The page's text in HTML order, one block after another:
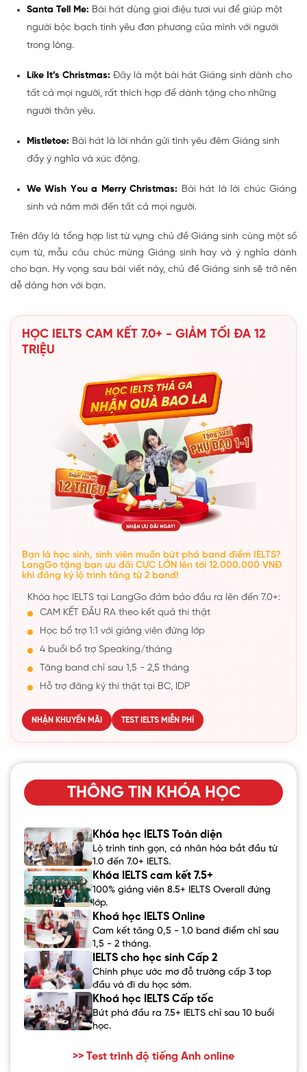
Santa Tell Me: Bài hát dùng giai điệu tươi vui để giúp một
người bộc bạch tình yêu đơn phương của mình với người
trong lòng.
Like It’s Christmas: Đây là một bài hát Giáng sinh dành cho
tất cả mọi người, rất thích hợp để dành tặng cho những
người thân yêu.
Mistletoe: Bài hát là lời nhắn gửi tình yêu đêm Giáng sinh
đầy ý nghĩa và xúc động.
We Wish You a Merry Christmas: Bài hát là lời chúc Giáng
sinh và năm mới đến tất cả mọi người.
Trên đây là tổng hợp list từ vựng chủ đề Giáng sinh cùng một số
cụm từ, mẫu câu chúc mừng Giáng sinh hay và ý nghĩa dành
cho bạn. Hy vọng sau bài viết này, chủ đề Giáng sinh sẽ trở nên
dễ dàng hơn với bạn.
HỌC IELTS CAM KẾT 7.0+ - GIẢM TỐI ĐA 12
TRIỆU
Bạn là học sinh, sinh viên muốn bứt phá band điểm IELTS?
LangGo tặng bạn ưu đãi CỰC LỚN lên tới 12.000.000 VNĐ
khi đăng ký lộ trình tăng từ 2 band!
Khóa học IELTS tại LangGo đảm bảo đầu ra lên đến 7.0+:
CAM KẾT ĐẦU RA theo kết quả thi thật
Học bổ trợ 1:1 với giảng viên đứng lớp
4 buổi bổ trợ Speaking/tháng
Tăng band chỉ sau 1,5 - 2,5 tháng
Hỗ trợ đăng ký thi thật tại BC, IDP
NHẬN KHUYẾN MÃI TEST IELTS MIỄN PHÍ
THÔNG TIN KHÓA HỌC
Khóa học IELTS Toàn diện
Lộ trình tinh gọn, cá nhân hóa bắt đầu từ
1.0 đến 7.0+ IELTS.
Khóa IELTS cam kết 7.5+
100% giảng viên 8.5+ IELTS Overall đứng
lớp.
Khoá học IELTS Online
Cam kết tăng 0,5 - 1.0 band điểm chỉ sau
1,5 - 2 tháng.
IELTS cho học sinh Cấp 2
Chinh phục ước mơ đỗ trường cấp 3 top
đầu và đi du học sớm.
Khoá học IELTS Cấp tốc
Bứt phá đầu ra 7.5+ IELTS chỉ sau 10 buổi
học.
>> Test trình độ tiếng Anh online